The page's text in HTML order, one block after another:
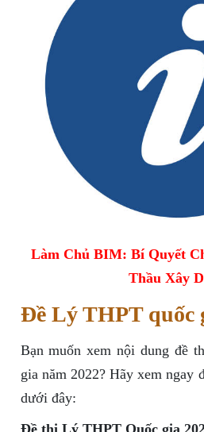
Làm Chủ BIM: Bí Quyết
Thầu Xây
Đề Lý THPT quốc
Bạn muốn xem nội dung đề
gia năm 2022? Hãy xem ngay
dưới đây: